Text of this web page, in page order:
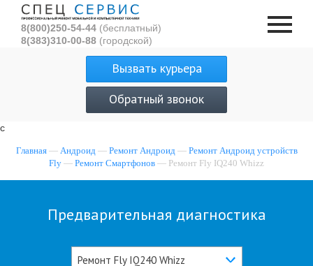
с
8(800)250-54-44 (бесплатный)
8(383)310-00-88 (городской)
Вызвать курьера
Обратный звонок
Главная— Андроид — Ремонт Андроид — Ремонт Андроид устройств
Fly — Ремонт Смартфонов — Ремонт Fly IQ240 Whizz
Предварительная диагностика
Ремонт Fly IQ240 Whizz